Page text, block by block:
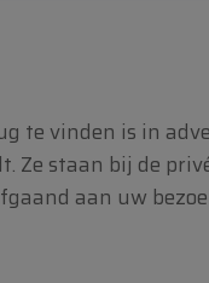
te vinden is in
Ze staan bij de
aan uw